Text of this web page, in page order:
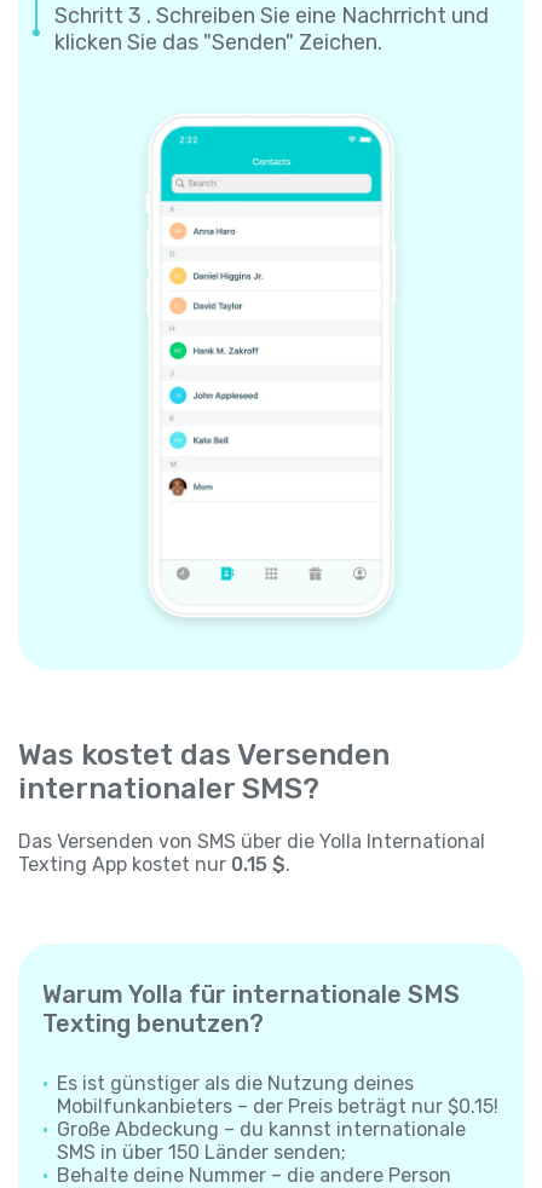
Schritt 3 . Schreiben Sie eine Nachrricht und
klicken Sie das "Senden" Zeichen.
Was kostet das Versenden
internationaler SMS?
Das Versenden von SMS über die Yolla International
Texting App kostet nur 0.15 $.
Warum Yolla für internationale SMS
Texting benutzen?
Es ist günstiger als die Nutzung deines
Mobilfunkanbieters – der Preis beträgt nur $0.15!
Große Abdeckung – du kannst internationale
SMS in über 150 Länder senden;
Behalte deine Nummer – die andere Person